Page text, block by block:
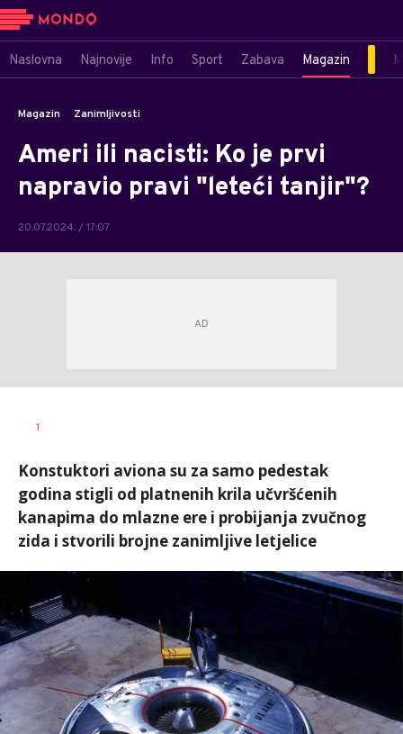
Naslovna Najnovije Info Sport Zabava Magazin
Magazin Zanimljivosti
Ameri ili nacisti: Ko je prvi
napravio pravi "leteći tanjir"?
20.07.2024. / 17:07
AUTOR
1
Konstuktori aviona su za samo pedestak
godina stigli od platnenih krila učvršćenih
kanapima do mlazne ere i probijanja zvučnog
zida i stvorili brojne zanimljive letjelice